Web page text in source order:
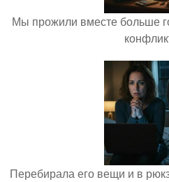
Мы прожили вместе больше
Перебирала его вещи и в